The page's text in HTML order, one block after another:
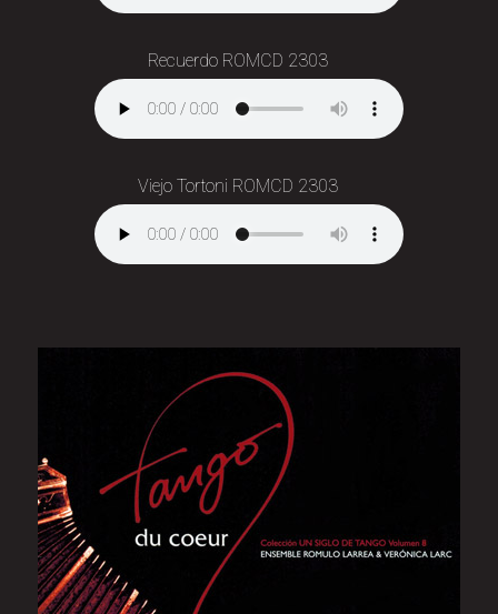
Recuerdo ROMCD 2303
Viejo Tortoni ROMCD 2303